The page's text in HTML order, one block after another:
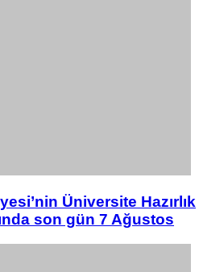
Üniversite Hazırlık
son gün 7 Ağustos